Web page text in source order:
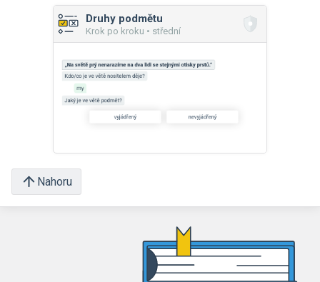
Druhy podmětu
Krok po kroku • střední
Nahoru